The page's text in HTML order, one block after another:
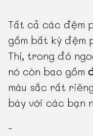
Tất cả các đệm
gồm bất kỳ đệm
Thị, trong đó
nó còn bao gồm
màu sắc rất
bày với các bạn
-